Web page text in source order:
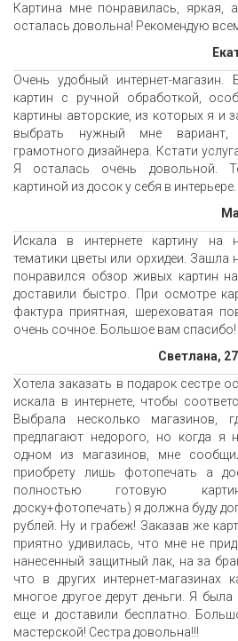
Картина мне понравилась, яркая,
осталась довольна! Рекомендую
Очень удобный интернет-
картин с ручной обработкой,
картины авторские, из которых я и
выбрать нужный мне
грамотного дизайнера. Кстати
Я осталась очень довольной.
картиной из досок у себя в интерьере.
Искала в интернете картину на
тематики цветы или орхидеи. Зашла
понравился обзор живых картин
доставили быстро. При осмотре
фактура приятная, шереховатая
очень сочное. Большое вам спасибо!
Светлана,
Хотела заказать в подарок сестре
искала в интернете, чтобы
Выбрала несколько магазинов,
предлагают недорого, но когда я
одном из магазинов, мне
приобрету лишь фотопечать а
полностью готовую
доску+фотопечать) я должна буду
рублей. Ну и грабеж! Заказав же
приятно удивилась, что мне не
нанесенный защитный лак, на за
что в других интернет-магазинах
многое другое дерут деньги. Я
еще и доставили бесплатно.
мастерской! Сестра довольна!!!